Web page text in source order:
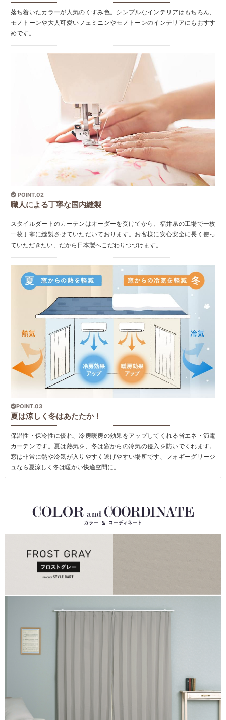
落ち着いたカラーが人気のくすみ色。シンプルなインテリアはもちろん、
モノトーンや大人可愛いフェミニンやモノトーンのインテリアにもおすす
めです。
POINT.02
職人による丁寧な国内縫製
スタイルダートのカーテンはオーダーを受けてから、福井県の工場で一枚
一枚丁寧に縫製させていただいております。お客様に安心安全に長く使っ
ていただきたい、だから日本製へこだわりつづけます。
POINT.03
夏は涼しく冬はあたたか！
保温性・保冷性に優れ、冷房暖房の効果をアップしてくれる省エネ・節電
カーテンです。夏は熱気を、冬は窓からの冷気の侵入を防いでくれます。
窓は非常に熱や冷気が入りやすく逃げやすい場所です、フォギーグリージ
ュなら夏涼しく冬は暖かい快適空間に。